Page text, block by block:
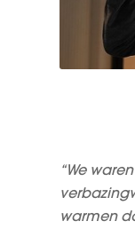
“We
warmen